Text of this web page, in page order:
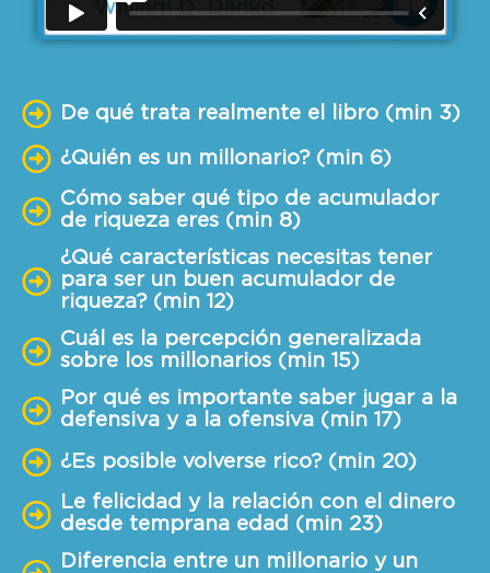
De qué trata realmente el libro (min 3)
¿Quién es un millonario? (min 6)
Cómo saber qué tipo de acumulador
de riqueza eres (min 8)
¿Qué características necesitas tener
para ser un buen acumulador de
riqueza? (min 12)
Cuál es la percepción generalizada
sobre los millonarios (min 15)
Por qué es importante saber jugar a la
defensiva y a la ofensiva (min 17)
¿Es posible volverse rico? (min 20)
Le felicidad y la relación con el dinero
desde temprana edad (min 23)
Diferencia entre un millonario y un